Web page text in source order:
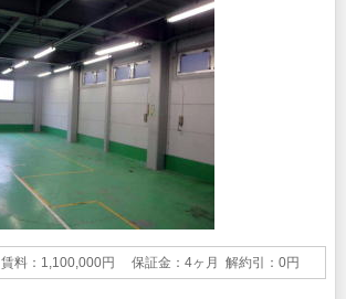
賃料：1,100,000円 保証金：4ヶ月 解約引：0円